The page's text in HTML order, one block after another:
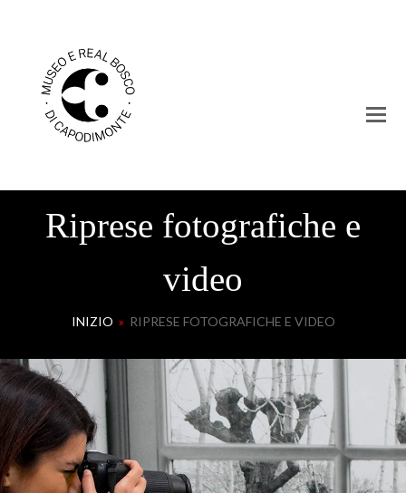
Riprese fotografiche e
video
INIZIO » RIPRESE FOTOGRAFICHE E VIDEO